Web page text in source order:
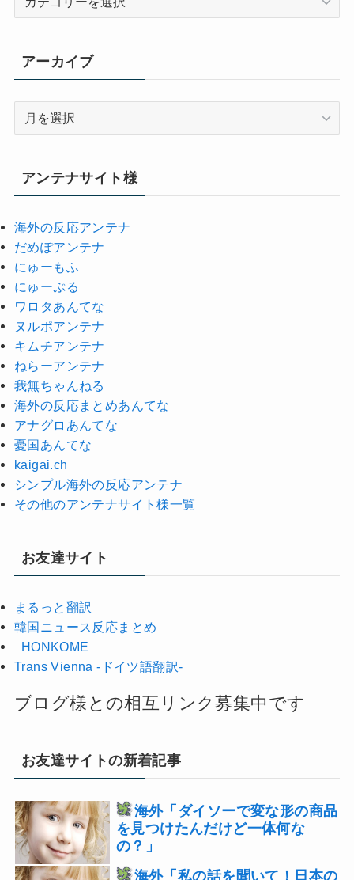
ー
アーカイブ
ブ
アンテナサイト様
海外の反応アンテナ
だめぽアンテナ
にゅーもふ
にゅーぷる
ワロタあんてな
ヌルポアンテナ
キムチアンテナ
ねらーアンテナ
我無ちゃんねる
海外の反応まとめあんてな
アナグロあんてな
憂国あんてな
kaigai.ch
シンプル海外の反応アンテナ
その他のアンテナサイト様一覧
お友達サイト
まるっと翻訳
韓国ニュース反応まとめ
HONKOME
Trans Vienna -ドイツ語翻訳-
ブログ様との相互リンク募集中です
お友達サイトの新着記事
海外「ダイソーで変な形の商品
を見つけたんだけど一体何な
の？」
海外「私の話を聞いて！日本の